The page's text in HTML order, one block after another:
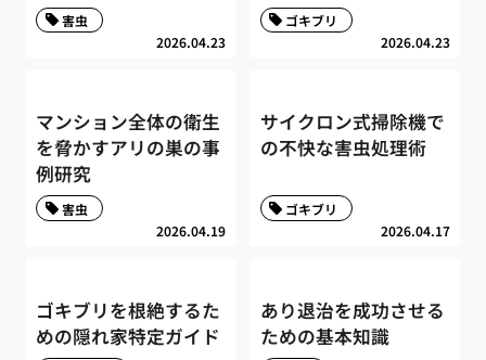
2026.04.23
害虫
2026.04.23
ゴキブリ
マンション全体の衛生
を脅かすアリの巣の事
例研究
2026.04.19
害虫
サイクロン式掃除機で
の不快な害虫処理術
2026.04.17
ゴキブリ
ゴキブリを根絶するた
めの隠れ家特定ガイド
あり退治を成功させる
ための基本知識